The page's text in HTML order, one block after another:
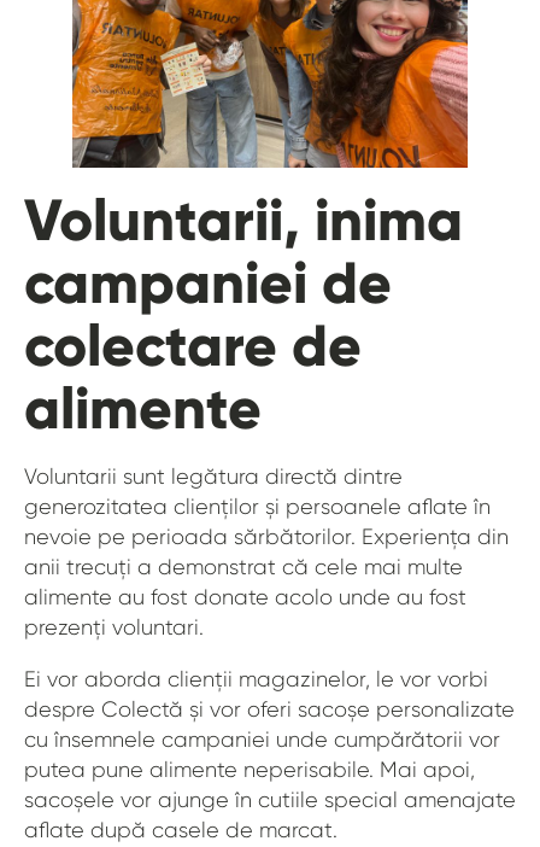
Voluntarii, inima
campaniei de
colectare de
alimente
Voluntarii sunt legătura directă dintre
generozitatea clienților și persoanele aflate în
nevoie pe perioada sărbătorilor. Experiența din
anii trecuți a demonstrat că cele mai multe
alimente au fost donate acolo unde au fost
prezenți voluntari.
Ei vor aborda clienții magazinelor, le vor vorbi
despre Colectă și vor oferi sacoșe personalizate
cu însemnele campaniei unde cumpărătorii vor
putea pune alimente neperisabile. Mai apoi,
sacoșele vor ajunge în cutiile special amenajate
aflate după casele de marcat.